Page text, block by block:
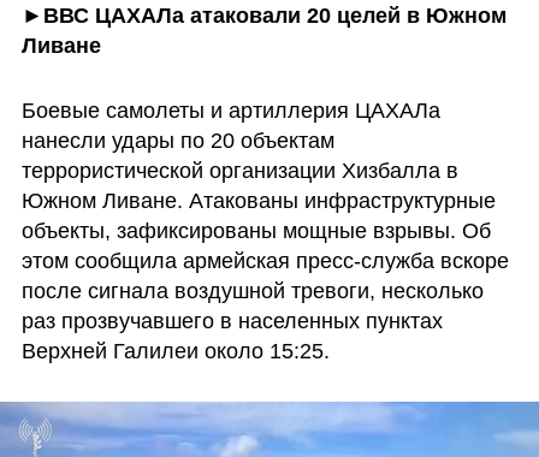
►ВВС ЦАХАЛа атаковали 20 целей в Южном
Ливане
Боевые самолеты и артиллерия ЦАХАЛа
нанесли удары по 20 объектам
террористической организации Хизбалла в
Южном Ливане. Атакованы инфраструктурные
объекты, зафиксированы мощные взрывы. Об
этом сообщила армейская пресс-служба вскоре
после сигнала воздушной тревоги, несколько
раз прозвучавшего в населенных пунктах
Верхней Галилеи около 15:25.